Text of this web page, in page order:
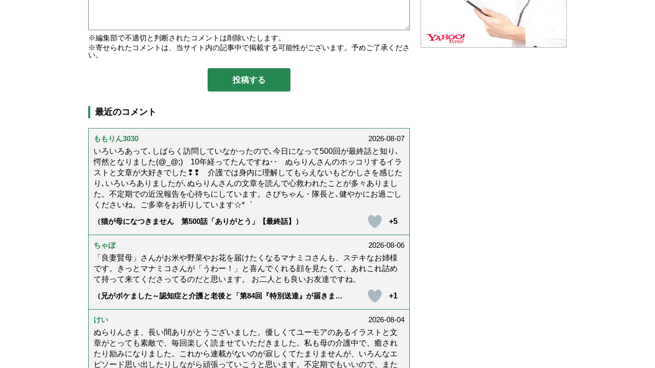
編集部で不適切と判断されたコメントは削除いたします。
寄せられたコメントは、当サイト内の記事中で掲載する可能性がございます。予めご了承くださ
い。
最近のコメント
ももりん3030
2026-08-07
いろいろあって､しばらく訪問していなかったので､今日になって500回が最終話と知り､
愕然となりました(@_@;) 10年経ってたんですね･･ ぬらりんさんのホッコリするイラ
ストと文章が大好きでした❢❢ 介護では身内に理解してもらえないもどかしさを感じた
り､いろいろありましたが､ぬらりんさんの文章を読んで心救われたことが多々ありまし
た。不定期での近況報告を心待ちにしています。さびちゃん・隊長と､健やかにお過ごし
くださいね。ご多幸をお祈りしています☆*゜
（猫が母になつきません 第500話「ありがとう」【最終話】）
+5
ちゃぼ
2026-08-06
「良妻賢母」さんがお米や野菜やお花を届けたくなるマナミコさんも、ステキなお姉様
です。きっとマナミコさんが「うわー！」と喜んでくれる顔を見たくて、あれこれ詰め
て持って来てくださってるのだと思います。 お二人とも良いお友達ですね。
（兄がボケました～認知症と介護と老後と「第84回『特別送達』が届きまし
+1
けい
2026-08-04
ぬらりんさま、長い間ありがとうございました。優しくてユーモアのあるイラストと文
章がとっても素敵で、毎回楽しく読ませていただきました。私も母の介護中で、癒され
たり励みになりました。これから連載がないのが寂しくてたまりませんが、いろんなエ
ピソード思い出したりしながら頑張っていこうと思います。不定期でもいいので、また